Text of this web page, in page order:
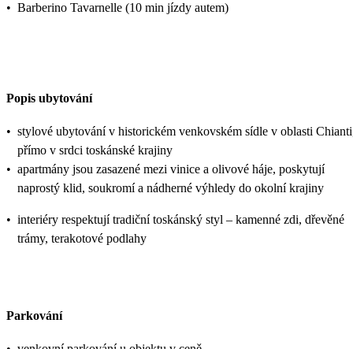
• Barberino Tavarnelle (10 min jízdy autem)
Popis ubytování
• stylové ubytování v historickém venkovském sídle v oblasti
přímo v srdci toskánské krajiny
• apartmány jsou zasazené mezi vinice a olivové háje, poskytují
naprostý klid, soukromí a nádherné výhledy do okolní krajiny
• interiéry respektují tradiční toskánský styl – kamenné zdi, dřevěné
trámy, terakotové podlahy
Parkování